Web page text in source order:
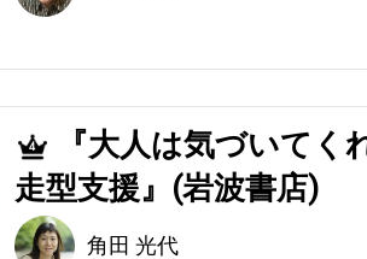
4
『大人は気づいてく
走型支援』(岩波書店)
角田 光代